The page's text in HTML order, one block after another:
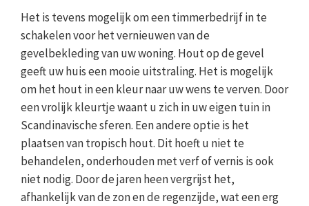
Het is tevens mogelijk om een timmerbedrijf in te
schakelen voor het vernieuwen van de
gevelbekleding van uw woning. Hout op de gevel
geeft uw huis een mooie uitstraling. Het is mogelijk
om het hout in een kleur naar uw wens te verven. Door
een vrolijk kleurtje waant u zich in uw eigen tuin in
Scandinavische sferen. Een andere optie is het
plaatsen van tropisch hout. Dit hoeft u niet te
behandelen, onderhouden met verf of vernis is ook
niet nodig. Door de jaren heen vergrijst het,
afhankelijk van de zon en de regenzijde, wat een erg